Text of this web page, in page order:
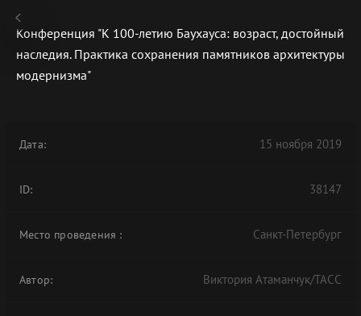
В АРХИВЕ
Конференция "К 100-летию Баухауса: возраст, достойный
наследия. Практика сохранения памятников архитектуры
модернизма"
Дата: 15 ноября 2019
ID: 38147
Место проведения : Санкт-Петербург
Автор: Виктория Атаманчук/ТАСС